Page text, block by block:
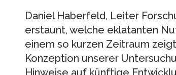
Daniel Haberfeld, Leiter
erstaunt, welche eklatanten
einem so kurzen Zeitraum
Konzeption unserer